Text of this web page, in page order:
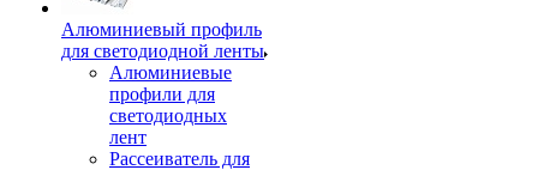
Алюминиевый профиль
для светодиодной ленты
Алюминиевые
профили для
светодиодных
лент
Рассеиватель для